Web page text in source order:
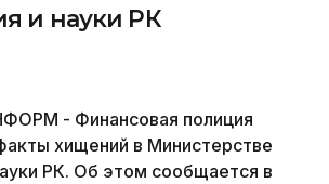
и науки РК
- Финансовая полиция
хищений в Министерстве
РК. Об этом сообщается в